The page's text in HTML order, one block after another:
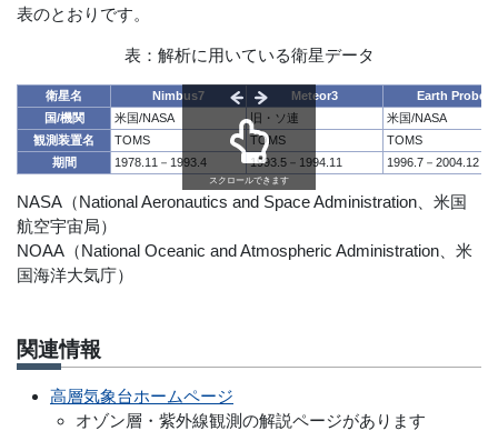
表のとおりです。
表：解析に用いている衛星データ
衛星名 Nimbus7 Meteor3
Earth Probe
国/機関
米国/NASA 旧・ソ連
米国/NASA
観測装置名
TOMS TOMS
TOMS
期間
1978.11－1993.4 1993.5－1994.11 1996.7－2004.12
スクロールできます
NASA（National Aeronautics and Space Administration、米国
航空宇宙局）
NOAA（National Oceanic and Atmospheric Administration、米
国海洋大気庁）
関連情報
高層気象台ホームページ
オゾン層・紫外線観測の解説ページがあります